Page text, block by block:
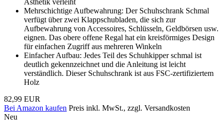
Mehrschichtige Aufbewahrung: Der Schuhschrank Schmal
verfügt über zwei Klappschubladen, die sich zur
Aufbewahrung von Accessoires, Schlüsseln, Geldbörsen usw.
eignen. Das obere offene Regal hat ein kreisförmiges Design
für einfachen Zugriff aus mehreren Winkeln
Einfacher Aufbau: Jedes Teil des Schuhkipper schmal ist
deutlich gekennzeichnet und die Anleitung ist leicht
verständlich. Dieser Schuhschrank ist aus FSC-zertifiziertem
Holz
82,99 EUR
Bei Amazon kaufen Preis inkl. MwSt., zzgl. Versandkosten
Neu